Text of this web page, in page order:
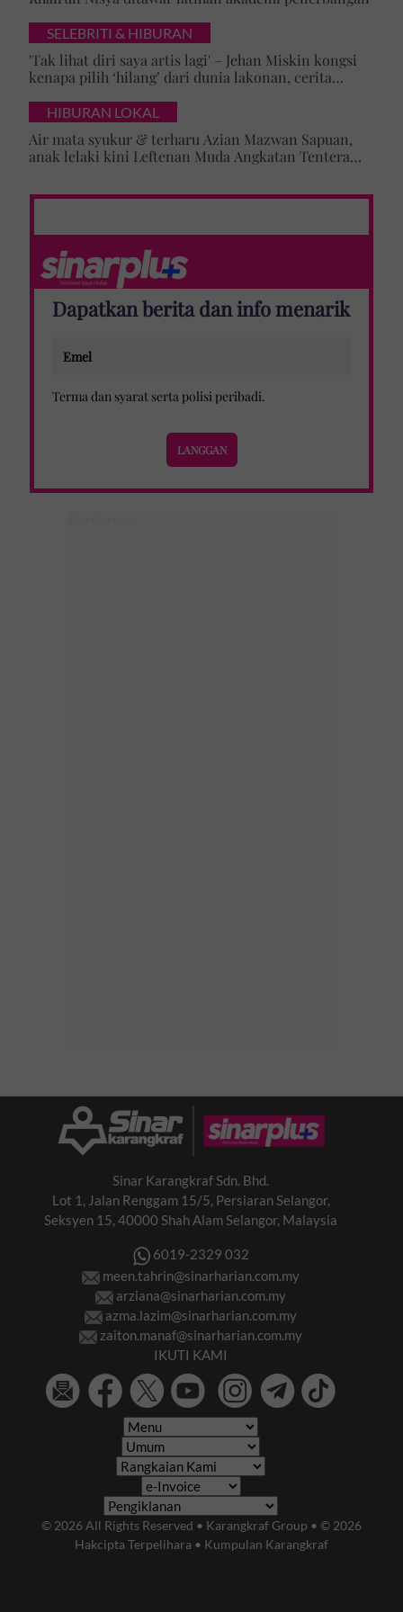
SELEBRITI & HIBURAN
'Tak lihat diri saya artis lagi' – Jehan Miskin kongsi
kenapa pilih ‘hilang’ dari dunia lakonan, cerita
HIBURAN LOKAL
Air mata syukur & terharu Azian Mazwan Sapuan,
anak lelaki kini Leftenan Muda Angkatan Tentera
Dapatkan berita dan info menarik
Terma dan syarat serta polisi peribadi.
Sinar Karangkraf Sdn. Bhd.
Lot 1, Jalan Renggam 15/5, Persiaran Selangor,
Seksyen 15, 40000 Shah Alam Selangor, Malaysia
6019-2329 032
meen.tahrin@sinarharian.com.my
arziana@sinarharian.com.my
azma.lazim@sinarharian.com.my
zaiton.manaf@sinarharian.com.my
IKUTI KAMI
© 2026 All Rights Reserved • Karangkraf Group • © 2026
Hakcipta Terpelihara • Kumpulan Karangkraf